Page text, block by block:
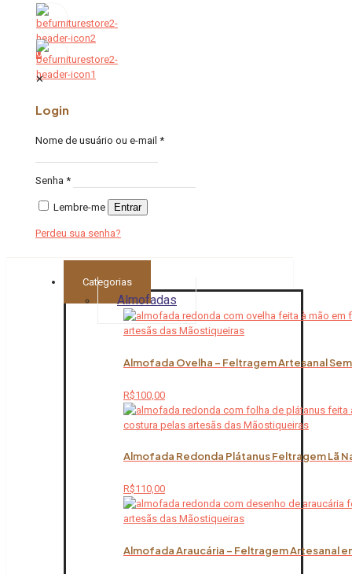
0
0
✕
Login
Nome de usuário ou e-mail *
Senha *
Lembre-me Entrar
Perdeu sua senha?
Categorias
Almofadas
Almofada Ovelha – Feltragem Artesanal
R$100,00
Almofada Redonda Plátanus Feltragem Lã
R$110,00
Almofada Araucária – Feltragem Artesanal